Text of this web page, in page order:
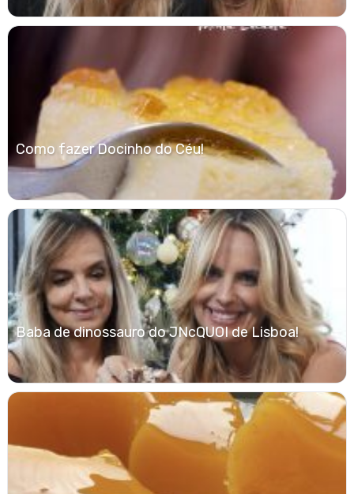
Como fazer Docinho do Céu!
Baba de dinossauro do JNcQUOI de Lisboa!